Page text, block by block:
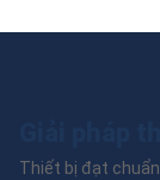
Thiết bị đạt chuẩn